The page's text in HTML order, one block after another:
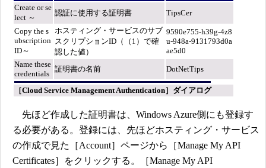
Create or se
lect ～
認証に使用する証明書 TipsCer
Copy the s
ubscription
ID～
ホスティング・サービスのサブ
スクリプションID（（1）で確
認した値）
9590e755-h39g-4z8
u-948a-9131793d0a
ae5d0
Name these
credentials
証明書の名前 DotNetTips
［Cloud Service Management Authentication］ダイアログ
先ほど作成した証明書は、Windows Azure側にも登録す
る必要がある。登録には、先ほどホスティング・サービス
の作成で見た［Account］ページから［Manage My API
Certificates］をクリックする。［Manage My API